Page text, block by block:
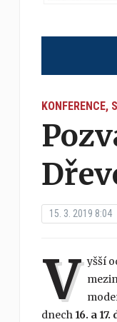
KONFERENCE,
15. 3. 2019 8:04
V yšší
dnech 16. a